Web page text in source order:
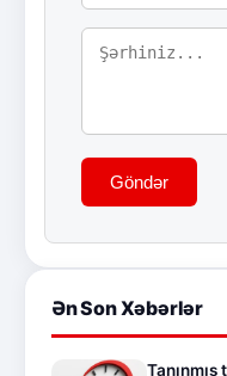
Göndər
Ən Son Xəbərlər